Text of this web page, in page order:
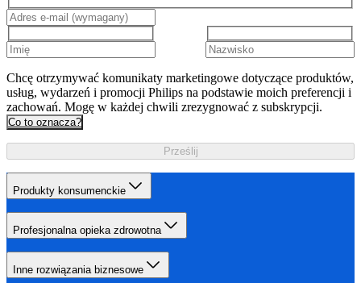
Chcę otrzymywać komunikaty marketingowe dotyczące produktów,
usług, wydarzeń i promocji Philips na podstawie moich preferencji i
zachowań. Mogę w każdej chwili zrezygnować z subskrypcji.
Co to oznacza?
Prześlij
Produkty konsumenckie
Profesjonalna opieka zdrowotna
Inne rozwiązania biznesowe